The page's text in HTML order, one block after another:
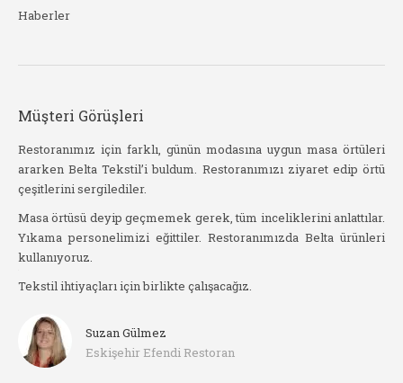
Haberler
Müşteri Görüşleri
Restoranımız için farklı, günün modasına uygun masa örtüleri
ararken Belta Tekstil’i buldum. Restoranımızı ziyaret edip örtü
çeşitlerini sergilediler.
Masa örtüsü deyip geçmemek gerek, tüm inceliklerini anlattılar.
Yıkama personelimizi eğittiler. Restoranımızda Belta ürünleri
kullanıyoruz.
Tekstil ihtiyaçları için birlikte çalışacağız.
Suzan Gülmez
Eskişehir Efendi Restoran